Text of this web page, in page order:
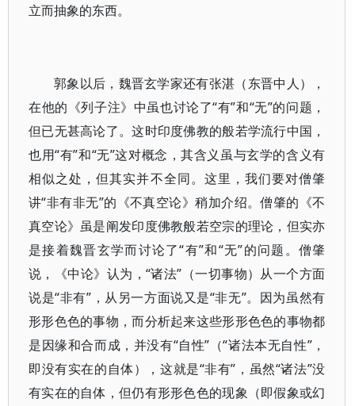
立而抽象的东西。
郭象以后，魏晋玄学家还有张湛（东晋中人），
在他的《列子注》中虽也讨论了“有”和“无”的问题，
但已无甚高论了。这时印度佛教的般若学流行中国，
也用“有”和“无”这对概念，其含义虽与玄学的含义有
相似之处，但其实并不全同。这里，我们要对僧肇
讲“非有非无”的《不真空论》稍加介绍。僧肇的《不
真空论》虽是阐发印度佛教般若空宗的理论，但实亦
是接着魏晋玄学而讨论了“有”和“无”的问题。僧肇
说，《中论》认为，“诸法”（一切事物）从一个方面
说是“非有”，从另一方面说又是“非无”。因为虽然有
形形色色的事物，而分析起来这些形形色色的事物都
是因缘和合而成，并没有“自性”（“诸法本无自性”，
即没有实在的自体），这就是“非有”，虽然“诸法”没
有实在的自体，但仍有形形色色的现象（即假象或幻